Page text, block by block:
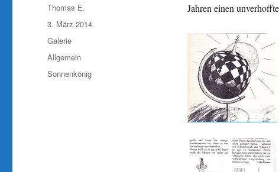
Jahren einen
Autor
Thomas E.
Veröffentlicht
am
3. März 2014
Format
Galerie
Kategorien
Allgemein
Schlagwörter
Sonnenkönig